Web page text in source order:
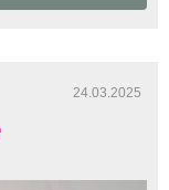
24.03.2025